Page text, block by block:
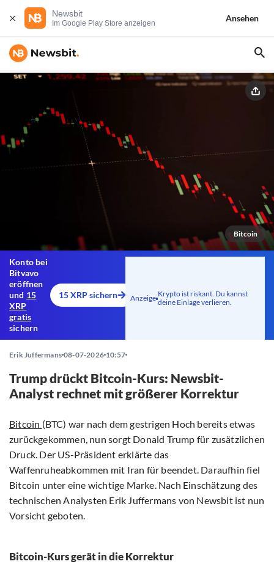
Newsbit
Im Google Play Store anzeigen
Ansehen
Bitcoin
Konto bei
Bitvavo
eröffnen
und 15
XRP
gratis
sichern
15 XRP sichern Anzeige Krypto ist riskant. Du kannst
deine Einlage verlieren.
Erik Juffermans 08-07-2026 10:57
Trump drückt Bitcoin-Kurs: Newsbit-
Analyst rechnet mit größerer Korrektur
Bitcoin (BTC) war nach dem gestrigen Hoch bereits etwas
zurückgekommen, nun sorgt Donald Trump für zusätzlichen
Druck. Der US-Präsident erklärte das
Waffenruheabkommen mit Iran für beendet. Daraufhin fiel
Bitcoin unter eine wichtige Marke. Nach Einschätzung des
technischen Analysten Erik Juffermans von Newsbit ist nun
Vorsicht geboten.
Bitcoin-Kurs gerät in die Korrektur